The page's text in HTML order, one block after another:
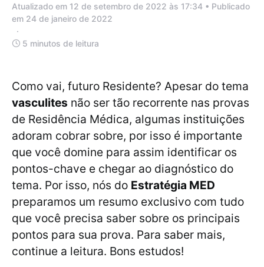
Atualizado em 12 de setembro de 2022 às 17:34 • Publicado
em 24 de janeiro de 2022
5 minutos de leitura
Como vai, futuro Residente? Apesar do tema
vasculites não ser tão recorrente nas provas
de Residência Médica, algumas instituições
adoram cobrar sobre, por isso é importante
que você domine para assim identificar os
pontos-chave e chegar ao diagnóstico do
tema. Por isso, nós do Estratégia MED
preparamos um resumo exclusivo com tudo
que você precisa saber sobre os principais
pontos para sua prova. Para saber mais,
continue a leitura. Bons estudos!